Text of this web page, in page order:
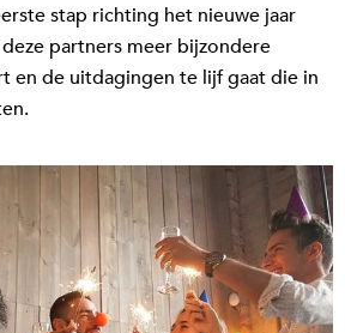
stap richting het nieuwe jaar
partners meer bijzondere
en de uitdagingen te lijf gaat die in